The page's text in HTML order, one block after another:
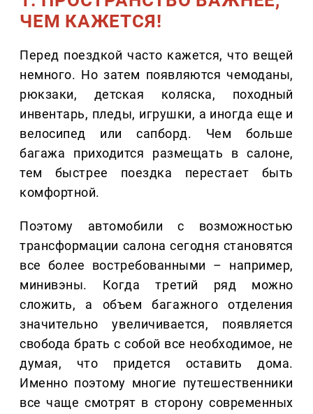
ЧЕМ КАЖЕТСЯ!
Перед поездкой часто кажется, что вещей
немного. Но затем появляются чемоданы,
рюкзаки, детская коляска, походный
инвентарь, пледы, игрушки, а иногда еще и
велосипед или сапборд. Чем больше
багажа приходится размещать в салоне,
тем быстрее поездка перестает быть
комфортной.
Поэтому автомобили с возможностью
трансформации салона сегодня становятся
все более востребованными – например,
минивэны. Когда третий ряд можно
сложить, а объем багажного отделения
значительно увеличивается, появляется
свобода брать с собой все необходимое, не
думая, что придется оставить дома.
Именно поэтому многие путешественники
все чаще смотрят в сторону современных